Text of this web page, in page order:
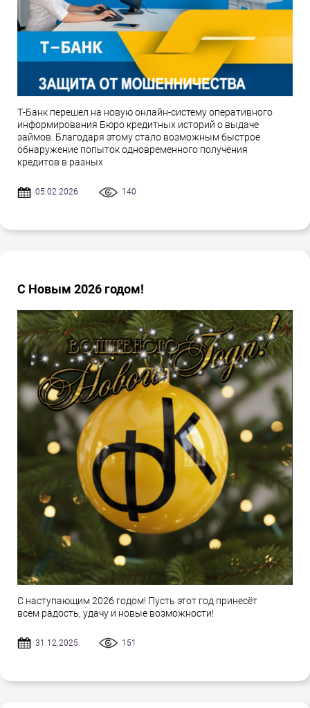
Т-Банк перешел на новую онлайн-систему оперативного
информирования Бюро кредитных историй о выдаче
займов. Благодаря этому стало возможным быстрое
обнаружение попыток одновременного получения
кредитов в разных
05.02.2026 140
С Новым 2026 годом!
С наступающим 2026 годом! Пусть этот год принесёт
всем радость, удачу и новые возможности!
31.12.2025 151